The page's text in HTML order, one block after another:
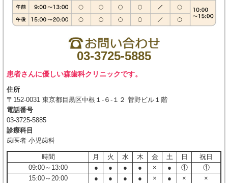
03-3725-5885
患者さんに優しい森歯科クリニックです。
住所
〒152-0031 東京都目黒区中根１-６-１２ 菅野ビル１階
電話番号
03-3725-5885
診療科目
歯医者 小児歯科
時間 月 火 水 木 金 土 日
祝日
09:00～13:00
● ● ● ● × ● ①
①
15:00～20:00
● ● ● ● × ● ×
×